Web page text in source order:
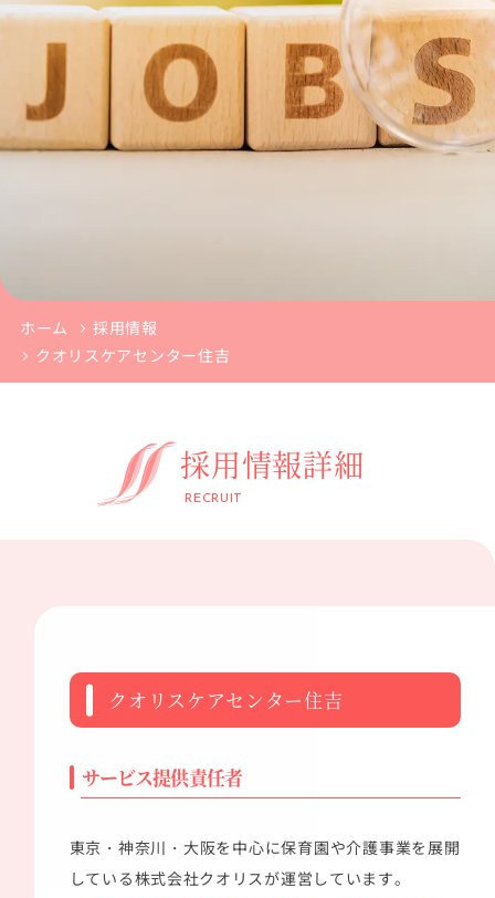
ホーム
採用情報
クオリスケアセンター住吉
採用情報詳細
RECRUIT
クオリスケアセンター住吉
サービス提供責任者
東京・神奈川・大阪を中心に保育園や介護事業を展開
している株式会社クオリスが運営しています。